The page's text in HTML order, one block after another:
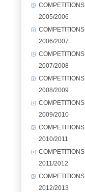
COMPETITIONS
2005/2006
COMPETITIONS
2006/2007
COMPETITIONS
2007/2008
COMPETITIONS
2008/2009
COMPETITIONS
2009/2010
COMPETITIONS
2010/2011
COMPETITIONS
2011/2012
COMPETITIONS
2012/2013